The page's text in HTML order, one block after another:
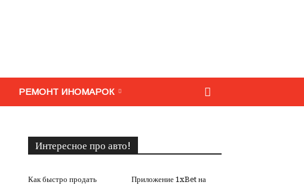
РЕМОНТ ИНОМАРОК
Интересное про авто!
Как быстро продать
Приложение 1xBet на